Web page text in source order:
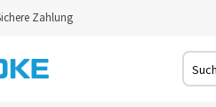
Zahlung